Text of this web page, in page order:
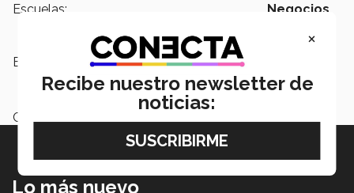
Escuelas: Negocios
Etiquetas: Realidad Virtual, Modelo Tec21,
negociación
Categoría:
Lo más nuevo
×
Recibe nuestro newsletter de
noticias: